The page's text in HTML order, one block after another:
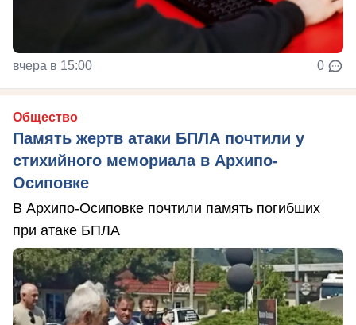
вчера в 15:00 0
Общество
Память жертв атаки БПЛА почтили у
стихийного мемориала в Архипо-
Осиповке
В Архипо-Осиповке почтили память погибших
при атаке БПЛА